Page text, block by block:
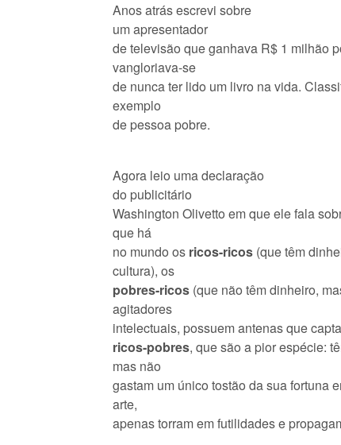
Anos atrás escrevi sobre
um apresentador
de televisão que ganhava R$ 1 milhão
vangloriava-se
de nunca ter lido um livro na vida.
exemplo
de pessoa pobre.
Agora leio uma declaração
do publicitário
Washington Olivetto em que ele fala
que há
no mundo os ricos-ricos (que têm
cultura), os
pobres-ricos (que não têm dinheiro,
agitadores
intelectuais, possuem antenas que
ricos-pobres, que são a pior espécie:
mas não
gastam um único tostão da sua fortuna
arte,
apenas torram em futilidades e